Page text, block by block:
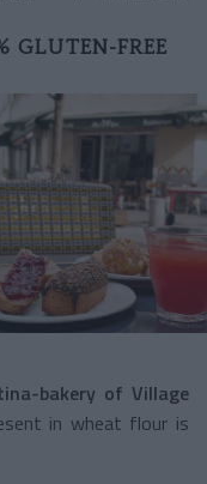
GLUTEN-FREE
bakery of Village
in wheat flour is